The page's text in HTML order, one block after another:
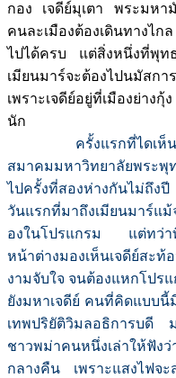
กอง เจดีย์มุเตา พระมห
คนละเมืองต้องเดินทางไก
ไปได้ครบ แต่สิ่งหนึ่งที่พุท
เมียนมาร์จะต้องไปนมัสกา
เพราะเจดีย์อยู่ที่เมืองย่า
นัก
ครั้งแรกที่ไดเห็นเจดี
สมาคมมหาวิทยาลัยพระพุ
ไปครั้งที่สองห่างกันไม่ถึงปี
วันแรกที่มาถึงเมียนมาร์แม้
องในโปรแกรม แต่ทว่า
หน้าต่างมองเห็นเจดีย์สะท้
งามจับใจ จนต้องแหกโปร
ยังมหาเจดีย์ คนที่คิดแบบ
เทพปริยัติวิมลอธิการบดี
ชาวพม่าคนหนึ่งเล่าให้ฟังว่
กลางคืน เพราะแสงไฟจะ